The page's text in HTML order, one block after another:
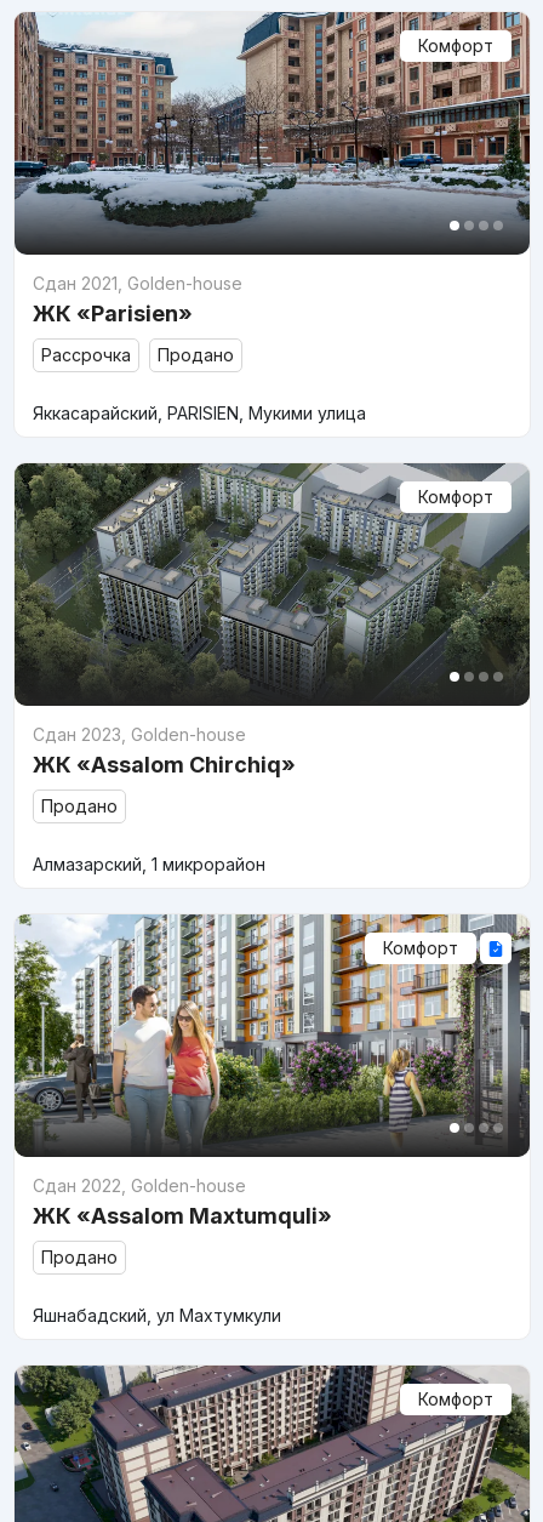
Комфорт
Сдан 2021 Golden-house
ЖК «Parisien»
Рассрочка Продано
Яккасарайский, PARISIEN, Мукими улица
Комфорт
Сдан 2023 Golden-house
ЖК «Assalom Chirchiq»
Продано
Алмазарский, 1 микрорайон
Комфорт
Сдан 2022 Golden-house
ЖК «Assalom Maxtumquli»
Продано
Яшнабадский, ул Махтумкули
Комфорт